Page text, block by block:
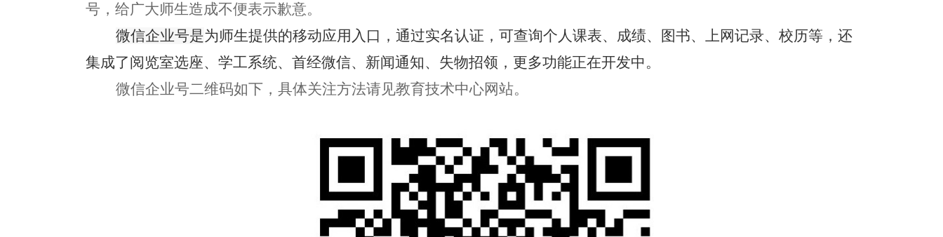
号，给广大师生造成不便表示歉意。
微信企业号是为师生提供的移动应用入口，通过实名认证，可查询个人课表、成绩、图书、上网记录、校历等，还
集成了阅览室选座、学工系统、首经微信、新闻通知、失物招领，更多功能正在开发中。
微信企业号二维码如下，具体关注方法请见教育技术中心网站。